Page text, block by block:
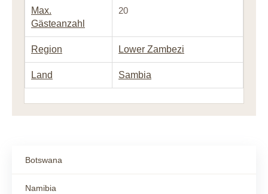
Max.
Gästeanzahl
20
Region Lower Zambezi
Land Sambia
Botswana
Namibia